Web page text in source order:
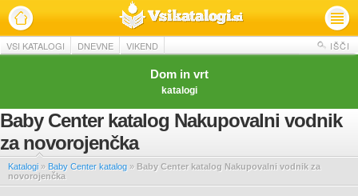
VSI KATALOGI DNEVNE VIKEND IŠČI
Dom in vrt
katalogi
Baby Center katalog Nakupovalni vodnik
za novorojenčka
Katalogi » Baby Center katalog » Baby Center katalog Nakupovalni vodnik za
novorojenčka